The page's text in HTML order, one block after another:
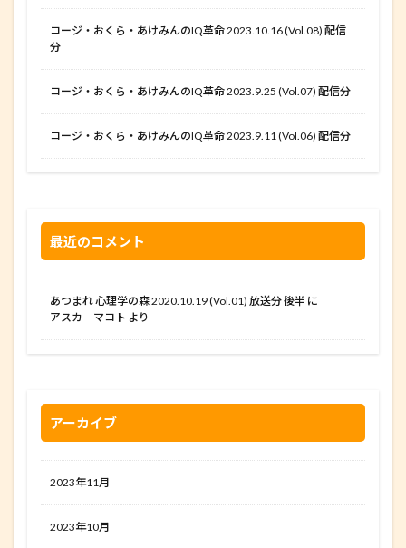
コージ・おくら・あけみんのIQ革命 2023.10.16 (Vol.08) 配信
分
コージ・おくら・あけみんのIQ革命 2023.9.25 (Vol.07) 配信分
コージ・おくら・あけみんのIQ革命 2023.9.11 (Vol.06) 配信分
最近のコメント
あつまれ 心理学の森 2020.10.19 (Vol.01) 放送分 後半 に
アスカ マコト より
アーカイブ
2023年11月
2023年10月